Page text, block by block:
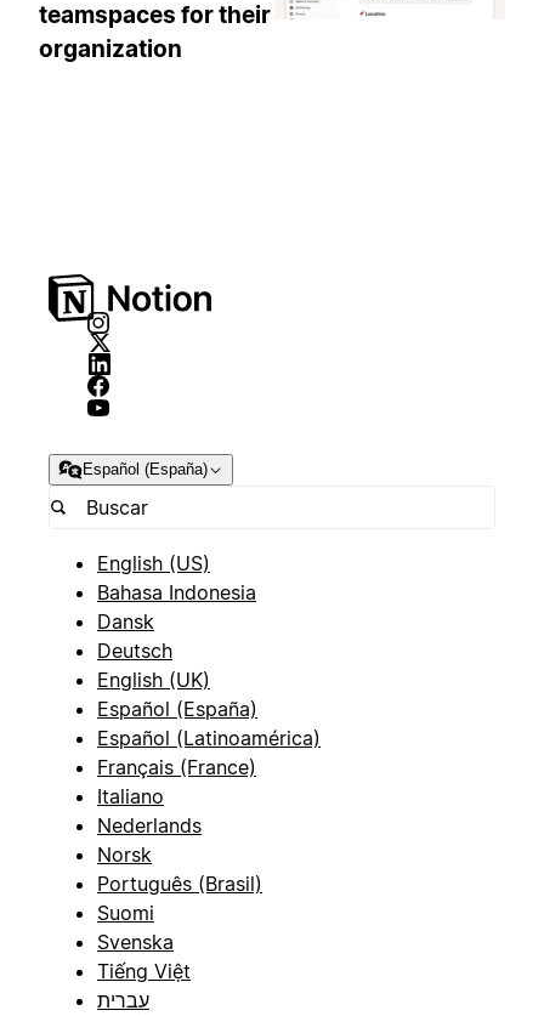
teamspaces for their
organization
Español (España)
English (US)
Bahasa Indonesia
Dansk
Deutsch
English (UK)
Español (España)
Español (Latinoamérica)
Français (France)
Italiano
Nederlands
Norsk
Português (Brasil)
Suomi
Svenska
Tiếng Việt
עברית